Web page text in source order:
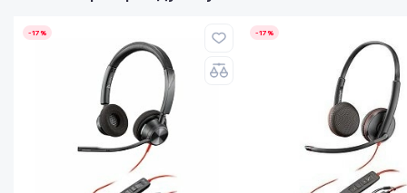
-17% -17%